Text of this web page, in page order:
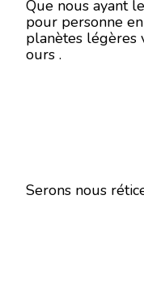
Que nous ayant
pour personne
planètes légères
ours .
Serons nous